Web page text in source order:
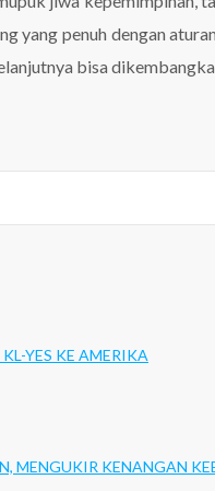
penuh dengan
bisa
YES KE AMERIKA
MENGUKIR KENANGAN